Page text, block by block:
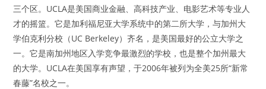
三个区。UCLA是美国商业金融、高科技产业、电影艺术等专业人
才的摇篮。它是加利福尼亚大学系统中的第二所大学，与加州大
学伯克利分校（UC Berkeley）齐名，是美国最好的公立大学之
一。它是南加州地区入学竞争最激烈的学校，也是整个加州最大
的大学。UCLA在美国享有声望，于2006年被列为全美25所“新常
春藤”名校之一。